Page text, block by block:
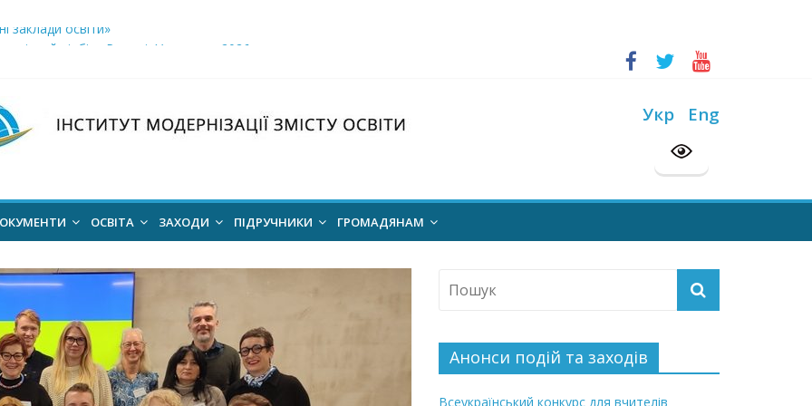
заклади освіти»
проєкт наказу “Про затвердження Положення про Всеукраїнський конкурс “Шкільна бібліотека”
здобуття академічних стипендій імені Героїв Небесної Сотні на 2026/2027 н. р.
Укр Eng
ОСВІТА ЗАХОДИ ПІДРУЧНИКИ ГРОМАДЯНАМ
Анонси подій та заходів
Всеукраїнський конкурс для вчителів